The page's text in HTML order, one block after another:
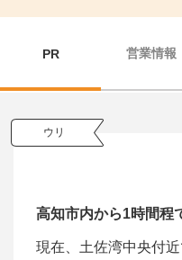
PR 営業情報
ウリ
高知市内から1時間程
現在、土佐湾中央付